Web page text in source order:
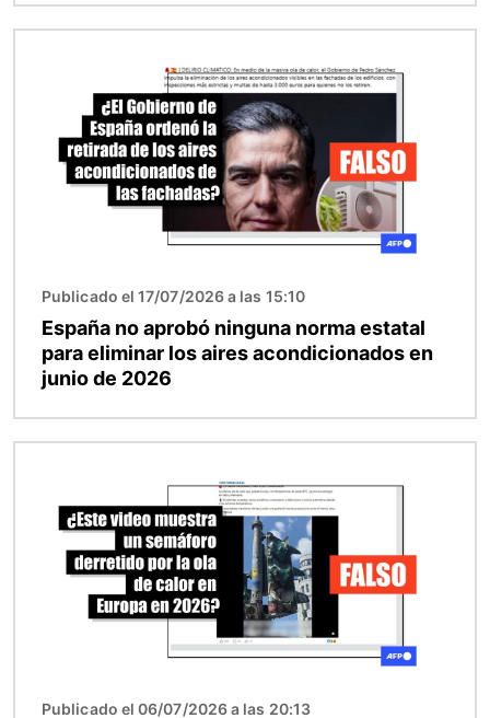
Publicado el 17/07/2026 a las 15:10
España no aprobó ninguna norma estatal
para eliminar los aires acondicionados en
junio de 2026
Publicado el 06/07/2026 a las 20:13